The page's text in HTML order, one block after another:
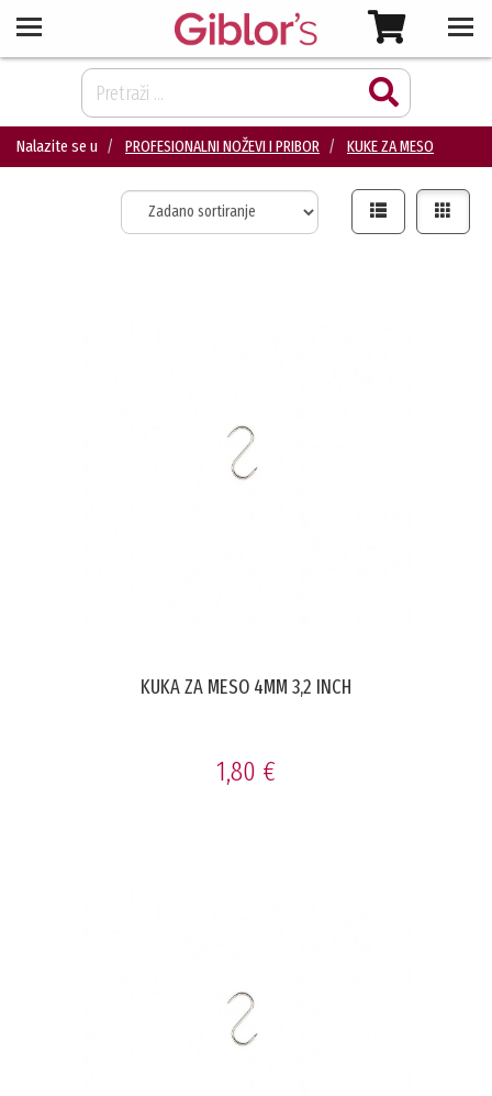
Nalazite se u PROFESIONALNI NOŽEVI I PRIBOR KUKE ZA MESO
KUKA ZA MESO 4MM 3,2 INCH
1,80 €